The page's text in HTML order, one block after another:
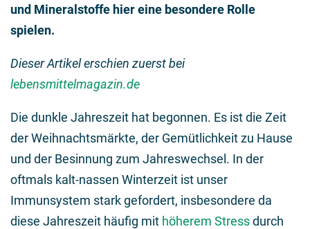
und Mineralstoffe hier eine besondere Rolle
spielen.
Dieser Artikel erschien zuerst bei
lebensmittelmagazin.de
Die dunkle Jahreszeit hat begonnen. Es ist die Zeit
der Weihnachtsmärkte, der Gemütlichkeit zu Hause
und der Besinnung zum Jahreswechsel. In der
oftmals kalt-nassen Winterzeit ist unser
Immunsystem stark gefordert, insbesondere da
diese Jahreszeit häufig mit höherem Stressdurch